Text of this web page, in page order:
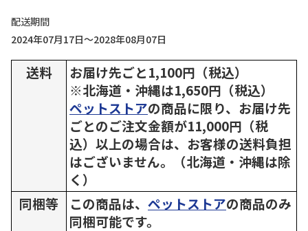
配送期間
2024年07月17日～2028年08月07日
送料
お届け先ごと1,100円（税込）
※北海道・沖縄は1,650円（税込）
ペットストアの商品に限り、お届け先
ごとのご注文金額が11,000円（税
込）以上の場合は、お客様の送料負担
はございません。（北海道・沖縄は除
く）
同梱等
この商品は、 ペットストアの商品のみ
同梱可能です。